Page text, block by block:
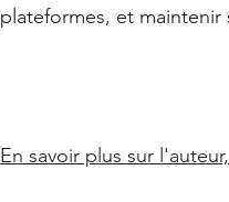
plateformes, et
En savoir plus sur